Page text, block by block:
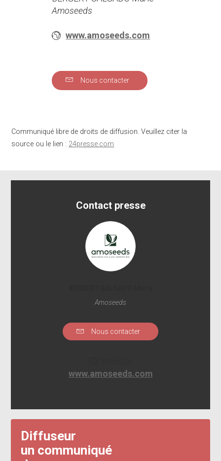
Amoseeds
www.amoseeds.com
Nous contacter
Communiqué libre de droits de diffusion. Veuillez citer la
source ou le lien : 24presse.com
Contact presse
Amoseeds
Nous contacter
www.amoseeds.com
Diffuseur
un communiqué